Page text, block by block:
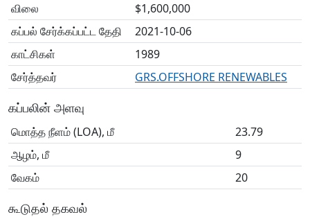
விலை
$1,600,000
கப்பல் சேர்க்கப்பட்ட தேதி
2021-10-06
காட்சிகள்
1989
சேர்த்தவர்
GRS.OFFSHORE RENEWABLES
கப்பலின் அளவு
மொத்த நீளம் (LOA), மீ
23.79
ஆழம், மீ
9
வேகம்
20
கூடுதல் தகவல்